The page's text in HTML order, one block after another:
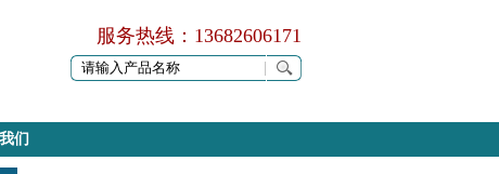
服务热线：13682606171
们